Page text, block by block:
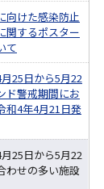
向けた感染防止
関するポスター
て
月25日から5月22
ド警戒期間にお
和4年4月21日発
月25日から5月22
わせの多い施設